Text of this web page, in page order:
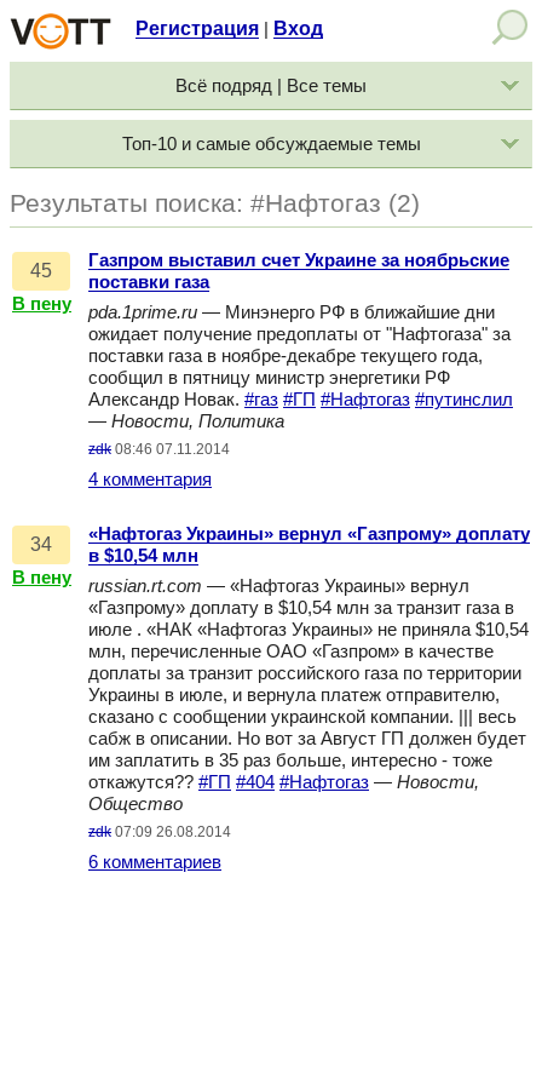
Регистрация Вход
Всё подряд | Все темы
Топ-10 и самые обсуждаемые темы
Результаты поиска: #Нафтогаз (2)
45
В пену
Газпром выставил счет Украине за ноябрьские
поставки газа
pda.1prime.ru — Минэнерго РФ в ближайшие дни
ожидает получение предоплаты от "Нафтогаза" за
поставки газа в ноябре-декабре текущего года,
сообщил в пятницу министр энергетики РФ
Александр Новак. #газ #ГП #Нафтогаз #путинслил
— Новости, Политика
zdk 08:46 07.11.2014
4 комментария
34
В пену
«Нафтогаз Украины» вернул «Газпрому» доплату
в $10,54 млн
russian.rt.com — «Нафтогаз Украины» вернул
«Газпрому» доплату в $10,54 млн за транзит газа в
июле . «НАК «Нафтогаз Украины» не приняла $10,54
млн, перечисленные ОАО «Газпром» в качестве
доплаты за транзит российского газа по территории
Украины в июле, и вернула платеж отправителю,
сказано с сообщении украинской компании. ||| весь
сабж в описании. Но вот за Август ГП должен будет
им заплатить в 35 раз больше, интересно - тоже
откажутся?? #ГП #404 #Нафтогаз — Новости,
Общество
zdk 07:09 26.08.2014
6 комментариев